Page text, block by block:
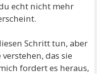
echt nicht mehr
Schritt tun, aber
das sie
fordert es heraus,